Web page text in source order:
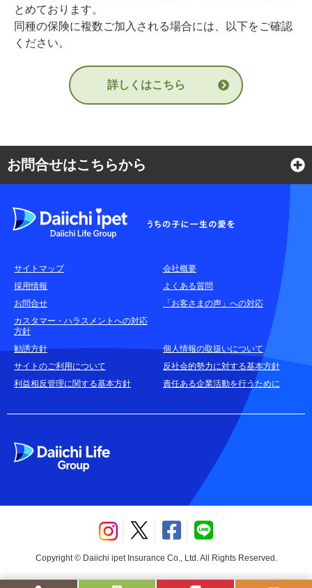
とめております。
同種の保険に複数ご加入される場合には、以下をご確認
ください。
詳しくはこちら
お問合せはこちらから
各種お問合せ窓口
耳や言葉の不自由なお客さまのお問合せ窓口
お申込みをご検討中のお客さま
(商品に関するお問合せ・資料請求)
資料請求はこちら
お電話でのお問合せはこちら 通話無料
サイトマップ
会社概要
採用情報
よくある質問
お問合せ
「お客さまの声」への対応
カスタマー・ハラスメントへの対応
方針
勧誘方針
個人情報の取扱いについて
サイトのご利用について
反社会的勢力に対する基本方針
利益相反管理に関する基本方針
責任ある企業活動を行うために
Copyright © Daiichi ipet Insurance Co., Ltd. All Rights Reserved.